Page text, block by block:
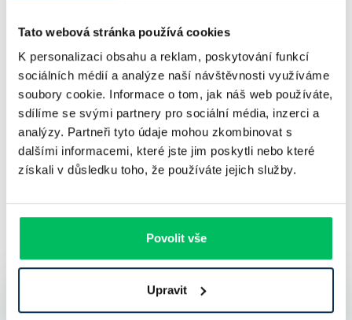
Tato webová stránka používá cookies
K personalizaci obsahu a reklam, poskytování funkcí
sociálních médií a analýze naší návštěvnosti využíváme
soubory cookie. Informace o tom, jak náš web používáte,
sdílíme se svými partnery pro sociální média, inzerci a
analýzy. Partneři tyto údaje mohou zkombinovat s
dalšími informacemi, které jste jim poskytli nebo které
získali v důsledku toho, že používáte jejich služby.
Povolit vše
Upravit